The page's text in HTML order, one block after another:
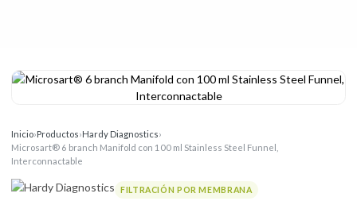
Inicio›Productos›Hardy Diagnostics›
Microsart® 6 branch Manifold con 100 ml Stainless Steel Funnel,
Interconnactable
FILTRACIÓN POR MEMBRANA